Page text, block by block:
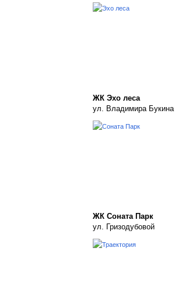
ЖК Эхо леса
ул. Владимира Букина
ЖК Соната Парк
ул. Гризодубовой